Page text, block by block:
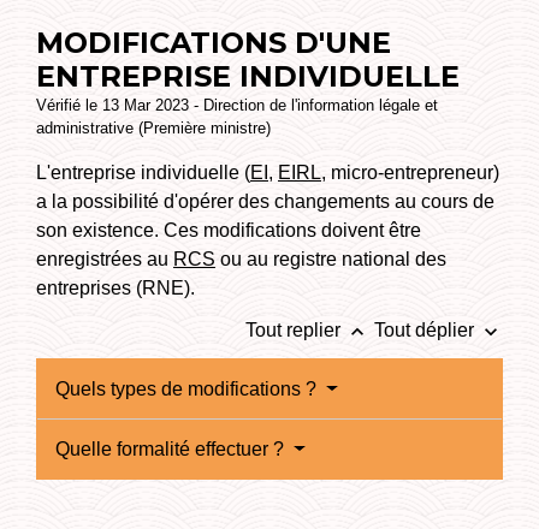
MODIFICATIONS D'UNE
ENTREPRISE INDIVIDUELLE
Vérifié le 13 Mar 2023 - Direction de l'information légale et
administrative (Première ministre)
L'entreprise individuelle (EI , EIRL, micro-entrepreneur)
a la possibilité d'opérer des changements au cours de
son existence. Ces modifications doivent être
enregistrées au RCS ou au registre national des
entreprises (RNE).
Tout replier keyboard_arrow_up Tout déplier keyboard_arrow_down
Quels types de modifications ?
Quelle formalité effectuer ?